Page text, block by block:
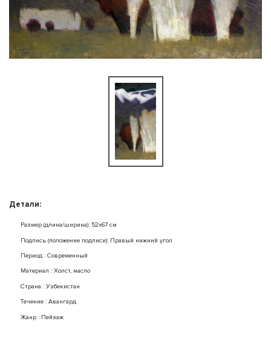
Детали:
Размер (длина/ширина): 52x67 см
Подпись (положение подписи): Правый нижний угол
Период : Современный
Mатериал : Холст, масло
Страна : Узбекистан
Течение : Авангард
Жанр : Пейзаж